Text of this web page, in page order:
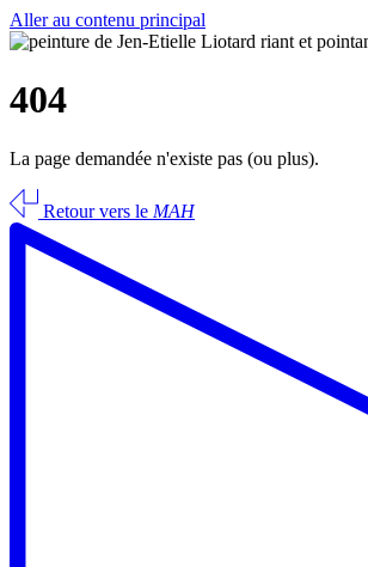
Aller au contenu principal
404
La page demandée n'existe pas (ou plus).
Retour vers le MAH